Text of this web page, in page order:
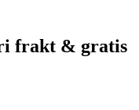
frakt & gratis